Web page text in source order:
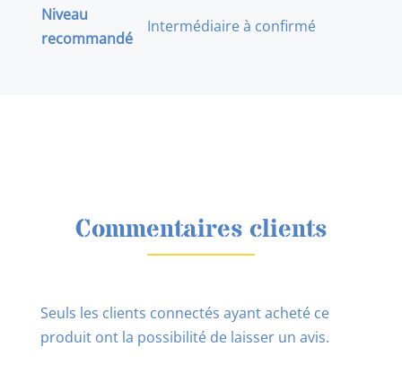
Niveau
recommandé
Intermédiaire à confirmé
Commentaires clients
Seuls les clients connectés ayant acheté ce
produit ont la possibilité de laisser un avis.